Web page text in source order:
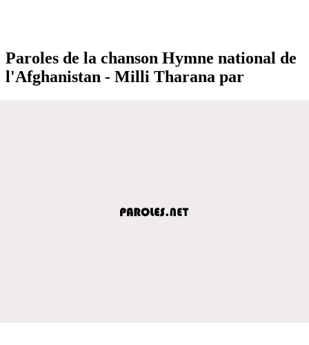
Paroles de la chanson Hymne national de
l'Afghanistan - Milli Tharana par